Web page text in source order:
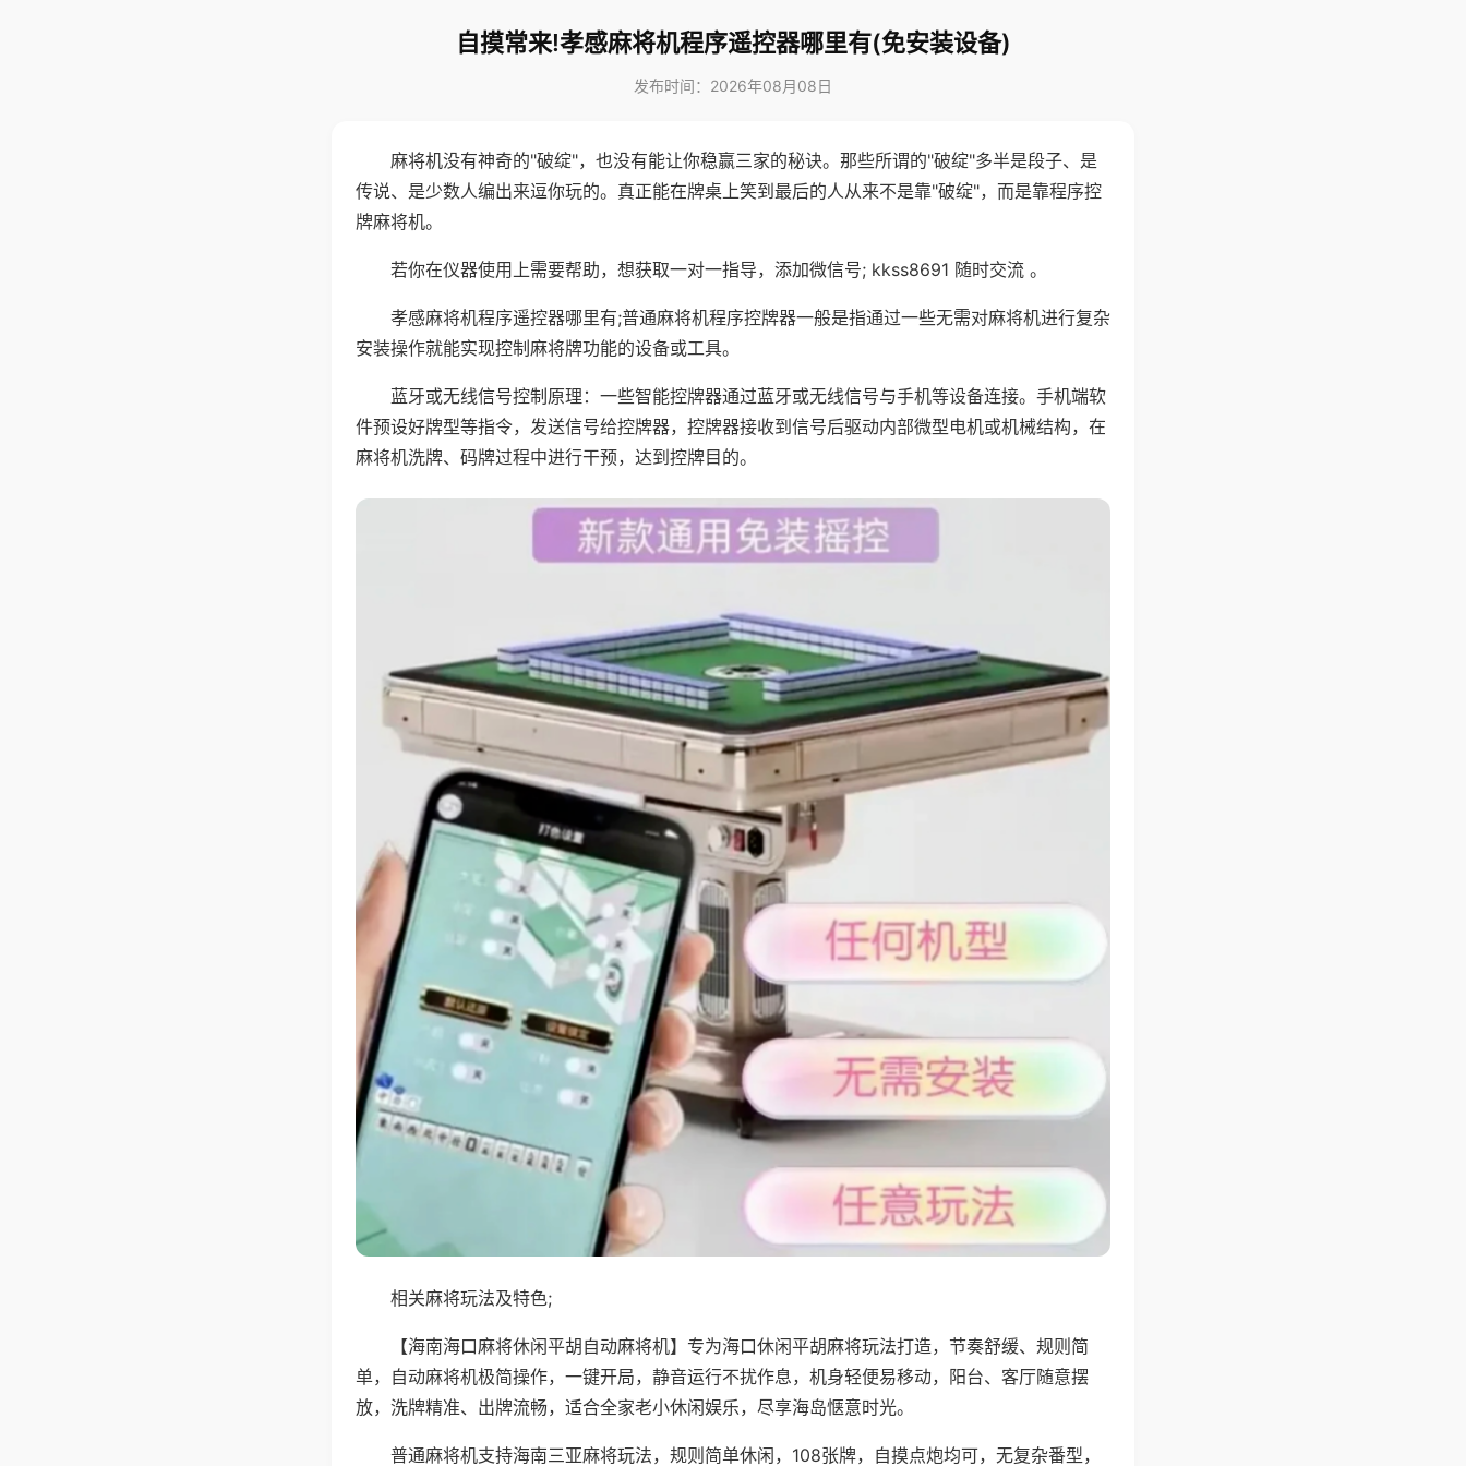
自摸常来!孝感麻将机程序遥控器哪里有(免安装设备)
发布时间：2026年08月08日
麻将机没有神奇的"破绽"，也没有能让你稳赢三家的秘诀。那些所谓的"破绽"多半是段子、是
传说、是少数人编出来逗你玩的。真正能在牌桌上笑到最后的人从来不是靠"破绽"，而是靠程序控
牌麻将机。
若你在仪器使用上需要帮助，想获取一对一指导，添加微信号; kkss8691 随时交流 。
孝感麻将机程序遥控器哪里有;普通麻将机程序控牌器一般是指通过一些无需对麻将机进行复杂
安装操作就能实现控制麻将牌功能的设备或工具。
蓝牙或无线信号控制原理：一些智能控牌器通过蓝牙或无线信号与手机等设备连接。手机端软
件预设好牌型等指令，发送信号给控牌器，控牌器接收到信号后驱动内部微型电机或机械结构，在
麻将机洗牌、码牌过程中进行干预，达到控牌目的。
相关麻将玩法及特色;
【海南海口麻将休闲平胡自动麻将机】专为海口休闲平胡麻将玩法打造，节奏舒缓、规则简
单，自动麻将机极简操作，一键开局，静音运行不扰作息，机身轻便易移动，阳台、客厅随意摆
放，洗牌精准、出牌流畅，适合全家老小休闲娱乐，尽享海岛惬意时光。
普通麻将机支持海南三亚麻将玩法，规则简单休闲，108张牌，自摸点炮均可，无复杂番型，